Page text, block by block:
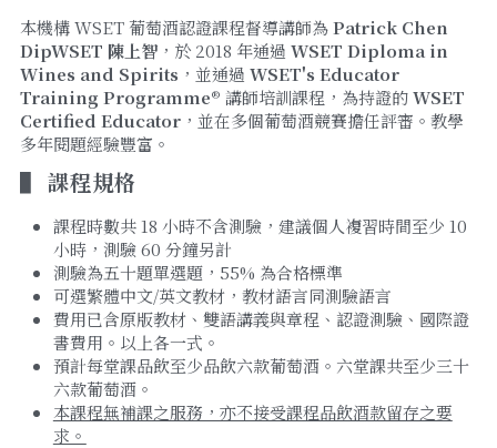
本機構 WSET 葡萄酒認證課程督導講師為 Patrick Chen
DipWSET 陳上智，於 2018 年通過 WSET Diploma in
Wines and Spirits ，並通過 WSET's Educator
Training Programme® 講師培訓課程，為持證的 WSET
Certified Educator，並在多個葡萄酒競賽擔任評審。教學
多年閱題經驗豐富。
▌ 課程規格
課程時數共 18 小時不含測驗，建議個人複習時間至少 10
小時，測驗 60 分鐘另計
測驗為五十題單選題，55% 為合格標準
可選繁體中文/英文教材，教材語言同測驗語言
費用已含原版教材、雙語講義與章程、認證測驗、國際證
書費用。以上各一式。
預計每堂課品飲至少品飲六款葡萄酒。六堂課共至少三十
六款葡萄酒。
本課程無補課之服務，亦不接受課程品飲酒款留存之要
求。